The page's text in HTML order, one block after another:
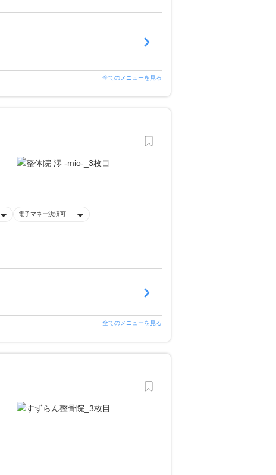
全てのメニューを見る
電子マネー決済可
全てのメニューを見る